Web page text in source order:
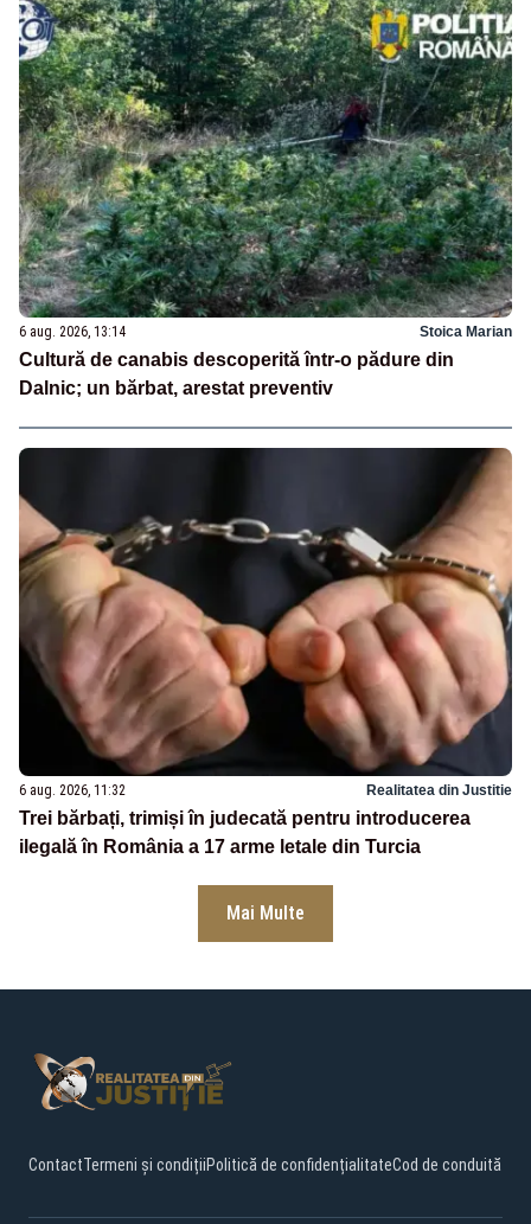
6 aug. 2026, 13:14 Stoica Marian
Cultură de canabis descoperită într-o pădure din
Dalnic; un bărbat, arestat preventiv
6 aug. 2026, 11:32 Realitatea din Justitie
Trei bărbați, trimiși în judecată pentru introducerea
ilegală în România a 17 arme letale din Turcia
Mai Multe
ContactTermeni și condițiiPolitică de confidențialitateCod de conduită